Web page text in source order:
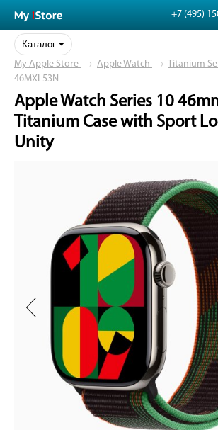
+7 (495)
Каталог
My Apple Store → Apple Watch → Titanium
46MXL53N
Apple Watch Series 10
Titanium Case with Sport
Unity